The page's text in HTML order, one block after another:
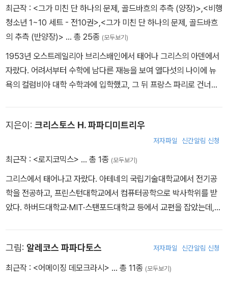
최근작 : <그가 미친 단 하나의 문제, 골드바흐의 추측 (양장)> <비행
청소년 1~10 세트 - 전10권> <그가 미친 단 하나의 문제, 골드바흐
의 추측 (반양장)> … 총 25종 (모두보기)
1953년 오스트레일리아 브리스배인에서 태어나 그리스의 아덴에서
자랐다. 어려서부터 수학에 남다른 재능을 보여 열다섯의 나이에 뉴
욕의 컬럼비아 대학 수학과에 입학했고, 그 뒤 프랑스 파리로 건너가
과 영화 감독으로 활동하고 있다. 두 번째 발표한 영화 <테트리엠(Te
triem)>은 1988년 베를린 국제 영화제에서 예술 영화에 주는 인터
내셔널 센터 상(CICAE)을 받았다. 현재 그리스 아테네에 거주하고
nd Goldbach’s Conjecture)>은 35개 외국어로 번역 출간되었으
며, 피터 박스올의 ‘죽기 전에 꼭 읽어야 할 책 1001권’에 선정되었다.
지은이: 크리스토스 H. 파파디미트리우
저자파일 신간알림 신청
최근작 : <로지코믹스> … 총 1종 (모두보기)
그리스에서 태어나고 자랐다. 아테네의 국립기술대학교에서 전기공
학을 전공하고, 프린스턴대학교에서 컴퓨터공학으로 박사학위를 받
았다. 하버드대학교·MIT·스탠포드대학교 등에서 교편을 잡았는데,
에서 키보드 주자로 활약하고 있기도 하다. 알고리즘 이론, 컴퓨터의
복잡성과 게임 이론을 비롯해 여러 분야에 걸쳐서 연구를 하고 있으
그림: 알레코스 파파다토스 저자파일 신간알림 신청
최근작 : <어메이징 데모크라시> … 총 11종 (모두보기)